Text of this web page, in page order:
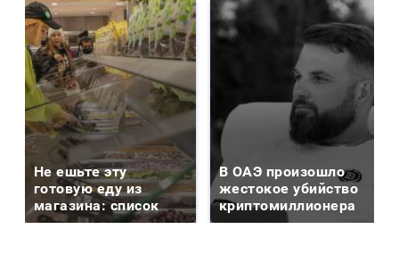
Не ешьте эту
готовую еду из
магазина: список
В ОАЭ произошло
жестокое убийство
криптомиллионера